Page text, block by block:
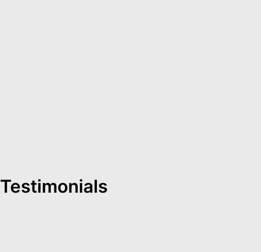
Testimonials